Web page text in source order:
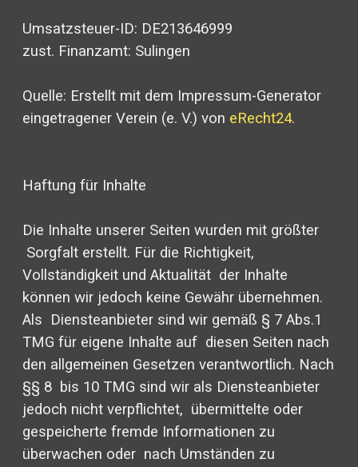
Umsatzsteuer-ID: DE213646999
zust. Finanzamt: Sulingen
Quelle: Erstellt mit dem Impressum-Generator
eingetragener Verein (e. V.) von eRecht24.
Haftung für Inhalte
Die Inhalte unserer Seiten wurden mit größter
Sorgfalt erstellt. Für die Richtigkeit,
Vollständigkeit und Aktualität der Inhalte
können wir jedoch keine Gewähr übernehmen.
Als Diensteanbieter sind wir gemäß § 7 Abs.1
TMG für eigene Inhalte auf diesen Seiten nach
den allgemeinen Gesetzen verantwortlich. Nach
§§ 8 bis 10 TMG sind wir als Diensteanbieter
jedoch nicht verpflichtet, übermittelte oder
gespeicherte fremde Informationen zu
überwachen oder nach Umständen zu